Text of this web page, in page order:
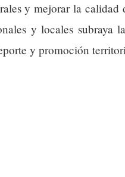
y mejorar la calidad
y locales subraya
y promoción